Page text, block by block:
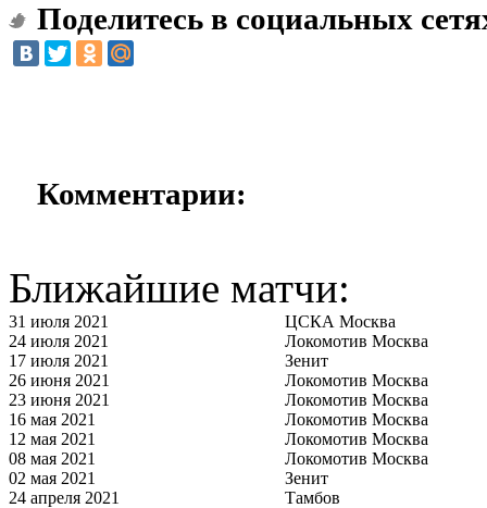
Поделитесь в социальных
Комментарии:
Ближайшие матчи:
31 июля 2021
ЦСКА Москва
24 июля 2021
Локомотив Москва
17 июля 2021
Зенит
26 июня 2021
Локомотив Москва
23 июня 2021
Локомотив Москва
16 мая 2021
Локомотив Москва
12 мая 2021
Локомотив Москва
08 мая 2021
Локомотив Москва
02 мая 2021
Зенит
24 апреля 2021
Тамбов